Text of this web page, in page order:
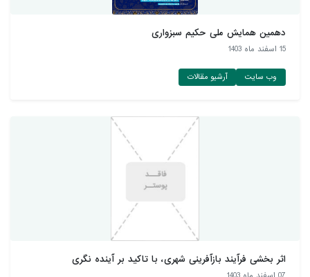
دهمین همایش ملی حکیم سبزواری
15 اسفند ماه 1403
وب سایت آرشیو مقالات
اثر بخشی فرآیند بازآفرینی شهری، با تاکید بر آینده نگری